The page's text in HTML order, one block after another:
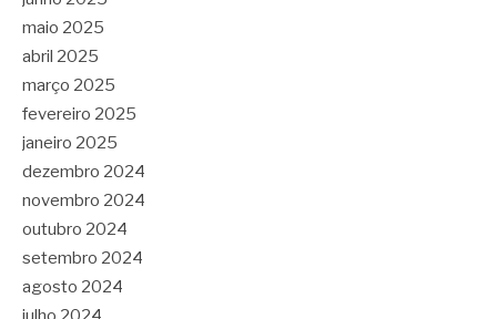
maio 2025
abril 2025
março 2025
fevereiro 2025
janeiro 2025
dezembro 2024
novembro 2024
outubro 2024
setembro 2024
agosto 2024